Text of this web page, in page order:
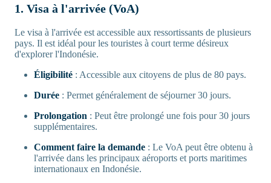
1. Visa à l'arrivée (VoA)
Le visa à l'arrivée est accessible aux ressortissants de plusieurs
pays. Il est idéal pour les touristes à court terme désireux
d'explorer l'Indonésie.
Éligibilité : Accessible aux citoyens de plus de 80 pays.
Durée : Permet généralement de séjourner 30 jours.
Prolongation : Peut être prolongé une fois pour 30 jours
supplémentaires.
Comment faire la demande : Le VoA peut être obtenu à
l'arrivée dans les principaux aéroports et ports maritimes
internationaux en Indonésie.